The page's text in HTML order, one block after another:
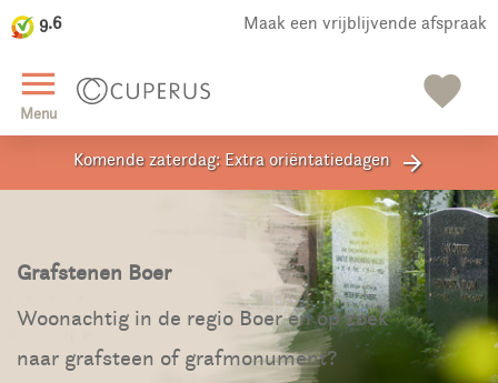
9.6 Maak een vrijblijvende afspraak
menu
Menu favorite
close
Komende zaterdag: Extra oriëntatiedagen arrow_forward
Grafstenen Boer
Woonachtig in de regio Boer en op zoek
naar grafsteen of grafmonument?